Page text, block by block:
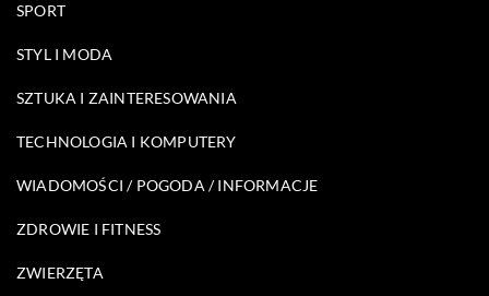
SPORT
STYL I MODA
SZTUKA I ZAINTERESOWANIA
TECHNOLOGIA I KOMPUTERY
WIADOMOŚCI / POGODA / INFORMACJE
ZDROWIE I FITNESS
ZWIERZĘTA